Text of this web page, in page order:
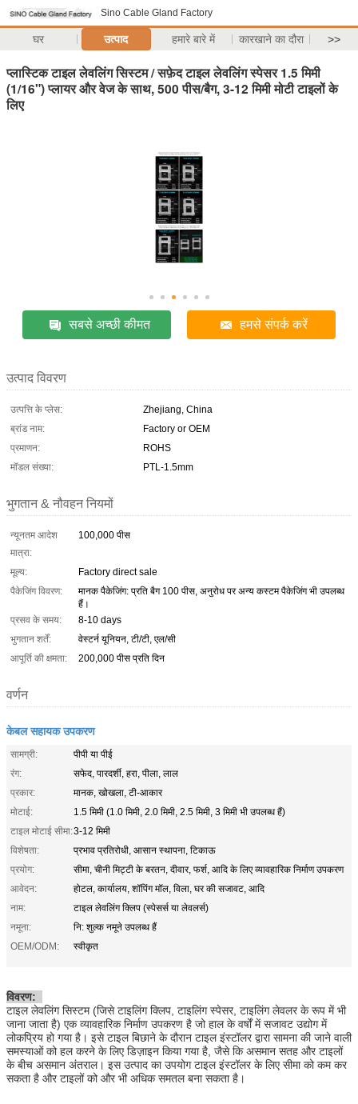
Sino Cable Gland Factory
घर उत्पाद हमारे बारे में कारखाने का दौरा >>
प्लास्टिक टाइल लेवलिंग सिस्टम / सफ़ेद टाइल लेवलिंग स्पेसर 1.5 मिमी
(1/16") प्लायर और वेज के साथ, 500 पीस/बैग, 3-12 मिमी मोटी टाइलों के
लिए
सबसे अच्छी कीमत हमसे संपर्क करें
उत्पाद विवरण
उत्पत्ति के प्लेस:
Zhejiang, China
ब्रांड नाम:
Factory or OEM
प्रमाणन:
ROHS
मॉडल संख्या:
PTL-1.5mm
भुगतान & नौवहन नियमों
न्यूनतम आदेश
मात्रा:
100,000 पीस
मूल्य:
Factory direct sale
पैकेजिंग विवरण:
मानक पैकेजिंग: प्रति बैग 100 पीस, अनुरोध पर अन्य कस्टम पैकेजिंग भी उपलब्ध
हैं।
प्रसव के समय:
8-10 days
भुगतान शर्तें:
वेस्टर्न यूनियन, टी/टी, एल/सी
आपूर्ति की क्षमता:
200,000 पीस प्रति दिन
वर्णन
केबल सहायक उपकरण
सामग्री:
पीपी या पीई
रंग:
सफेद, पारदर्शी, हरा, पीला, लाल
प्रकार:
मानक, खोखला, टी-आकार
मोटाई:
1.5 मिमी (1.0 मिमी, 2.0 मिमी, 2.5 मिमी, 3 मिमी भी उपलब्ध हैं)
टाइल मोटाई सीमा:3-12 मिमी
विशेषता:
प्रभाव प्रतिरोधी, आसान स्थापना, टिकाऊ
प्रयोग:
सीमा, चीनी मिट्टी के बरतन, दीवार, फर्श, आदि के लिए व्यावहारिक निर्माण उपकरण
आवेदन:
होटल, कार्यालय, शॉपिंग मॉल, विला, घर की सजावट, आदि
नाम:
टाइल लेवलिंग क्लिप (स्पेसर्स या लेवलर्स)
नमूना:
नि: शुल्क नमूने उपलब्ध हैं
OEM/ODM:
स्वीकृत
विवरण:
टाइल लेवलिंग सिस्टम (जिसे टाइलिंग क्लिप, टाइलिंग स्पेसर, टाइलिंग लेवलर के रूप में भी
जाना जाता है) एक व्यावहारिक निर्माण उपकरण है जो हाल के वर्षों में सजावट उद्योग में
लोकप्रिय हो गया है। इसे टाइल बिछाने के दौरान टाइल इंस्टॉलर द्वारा सामना की जाने वाली
समस्याओं को हल करने के लिए डिज़ाइन किया गया है, जैसे कि असमान सतह और टाइलों
के बीच असमान अंतराल। इस उत्पाद का उपयोग टाइल इंस्टॉलर के लिए सीमा को कम कर
सकता है और टाइलों को और भी अधिक समतल बना सकता है।